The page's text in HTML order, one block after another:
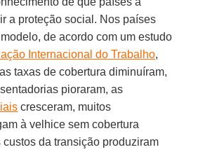
a proteção social. Nos países
de acordo com um estudo
Internacional do Trabalho,
taxas de cobertura diminuíram,
pioraram, as
cresceram, muitos
à velhice sem cobertura
da transição produziram